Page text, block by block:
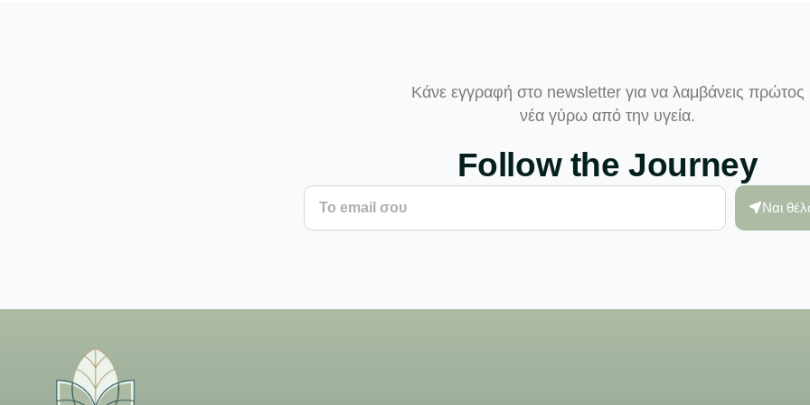
Κάνε εγγραφή στο newsletter για να λαμβάνεις πρώτος
νέα γύρω από την υγεία.
Follow the Journey
Ναι